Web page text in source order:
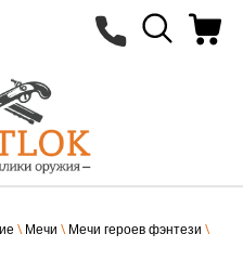
\ Мечи \ Мечи героев фэнтези \